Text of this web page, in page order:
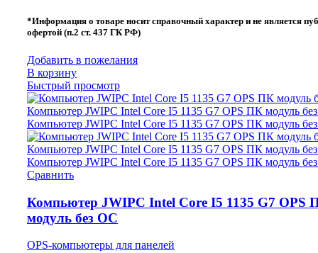
*Информация о товаре носит справочный характер и не является
офертой (п.2 ст. 437 ГК РФ)
Добавить в пожелания
В корзину
Быстрый просмотр
Сравнить
Компьютер JWIPC Intel Core I5 1135 G7 OPS
модуль без ОС
OPS-компьютеры для панелей